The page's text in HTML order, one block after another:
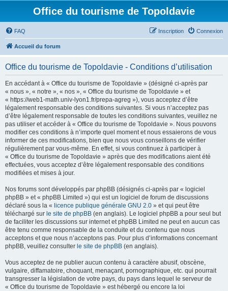
Office du tourisme de Topoldavie
FAQ Connexion
Inscription
Accueil du forum
Office du tourisme de Topoldavie - Conditions d’utilisation
En accédant à « Office du tourisme de Topoldavie » (désigné ci-après par
« nous », « notre », « nos », « Office du tourisme de Topoldavie » et
« https://web1-math.univ-lyon1.fr/prepa-agreg »), vous acceptez d’être
légalement responsable des conditions suivantes. Si vous n’acceptez pas
d’être légalement responsable de toutes les conditions suivantes, veuillez ne
pas utiliser et accéder à « Office du tourisme de Topoldavie ». Nous pouvons
modifier ces conditions à n’importe quel moment et nous essaierons de vous
informer de ces modifications, bien que nous vous conseillons de vérifier
régulièrement par vous-même. En effet, si vous continuez à participer à
« Office du tourisme de Topoldavie » après que des modifications aient été
effectuées, vous acceptez d’être légalement responsable des conditions
modifiées et mises à jour.
Nos forums sont développés par phpBB (désignés ci-après par « logiciel
phpBB » et « phpBB Limited ») qui est un logiciel de forum de discussions
déclaré sous la « licence publique générale GNU 2.0 » et qui peut être
téléchargé sur le site de phpBB (en anglais). Le logiciel phpBB a pour seul but
de faciliter les discussions sur internet et phpBB Limited ne peut en aucun cas
être tenu comme responsable de la conduite et du contenu que nous
acceptons et que nous n’acceptons pas. Pour plus d’informations concernant
phpBB, veuillez consulter le site de phpBB (en anglais).
Vous acceptez de ne publier aucun contenu à caractère abusif, obscène,
vulgaire, diffamatoire, choquant, menaçant, pornographique, etc. qui pourrait
transgresser la législation de votre pays, du pays dans lequel le serveur de
« Office du tourisme de Topoldavie » est hébergé ou encore la loi